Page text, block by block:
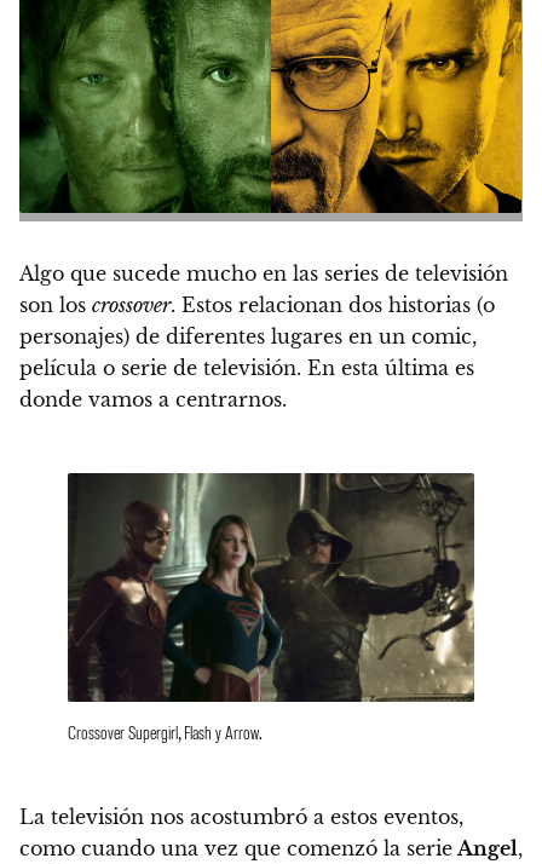
Algo que sucede mucho en las series de televisión
son los crossover. Estos relacionan dos historias (o
personajes) de diferentes lugares en un comic,
película o serie de televisión. En esta última es
donde vamos a centrarnos.
Crossover Supergirl, Flash y Arrow.
La televisión nos acostumbró a estos eventos,
como cuando una vez que comenzó la serieAngel,